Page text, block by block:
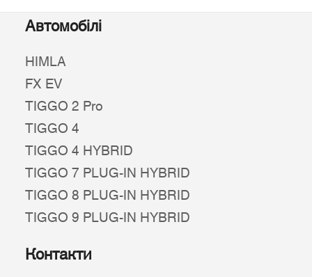
Автомобілі
HIMLA
FX EV
TIGGO 2 Pro
TIGGO 4
TIGGO 4 HYBRID
TIGGO 7 PLUG-IN HYBRID
TIGGO 8 PLUG-IN HYBRID
TIGGO 9 PLUG-IN HYBRID
Контакти